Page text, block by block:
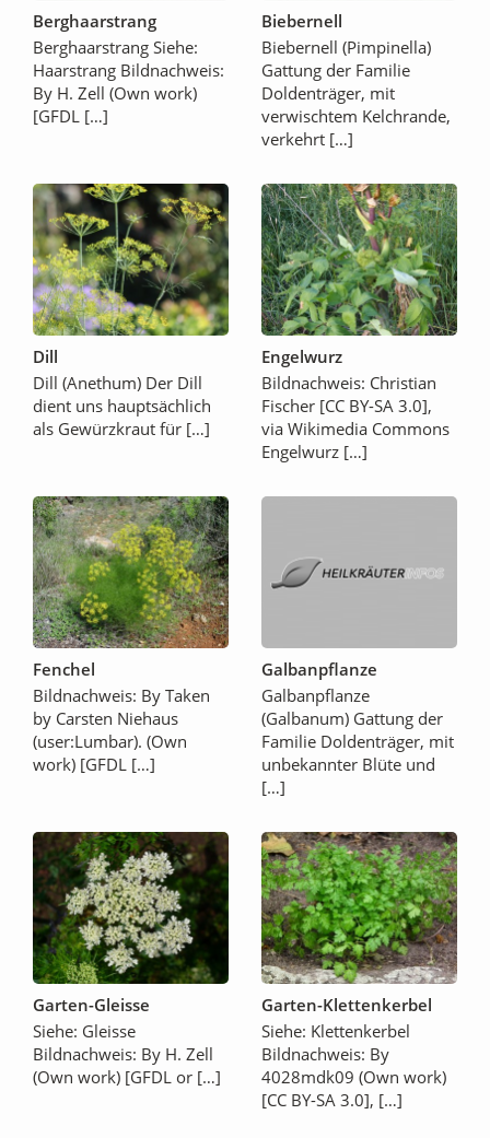
Berghaarstrang
Berghaarstrang Siehe:
Haarstrang Bildnachweis:
By H. Zell (Own work)
[GFDL […]
Biebernell
Biebernell (Pimpinella)
Gattung der Familie
Doldenträger, mit
verwischtem Kelchrande,
verkehrt […]
Dill
Dill (Anethum) Der Dill
dient uns hauptsächlich
als Gewürzkraut für […]
Engelwurz
Bildnachweis: Christian
Fischer [CC BY-SA 3.0],
via Wikimedia Commons
Engelwurz […]
Fenchel
Bildnachweis: By Taken
by Carsten Niehaus
(user:Lumbar). (Own
work) [GFDL […]
Galbanpflanze
Galbanpflanze
(Galbanum) Gattung der
Familie Doldenträger, mit
unbekannter Blüte und
[…]
Garten-Gleisse
Siehe: Gleisse
Bildnachweis: By H. Zell
(Own work) [GFDL or […]
Garten-Klettenkerbel
Siehe: Klettenkerbel
Bildnachweis: By
4028mdk09 (Own work)
[CC BY-SA 3.0], […]